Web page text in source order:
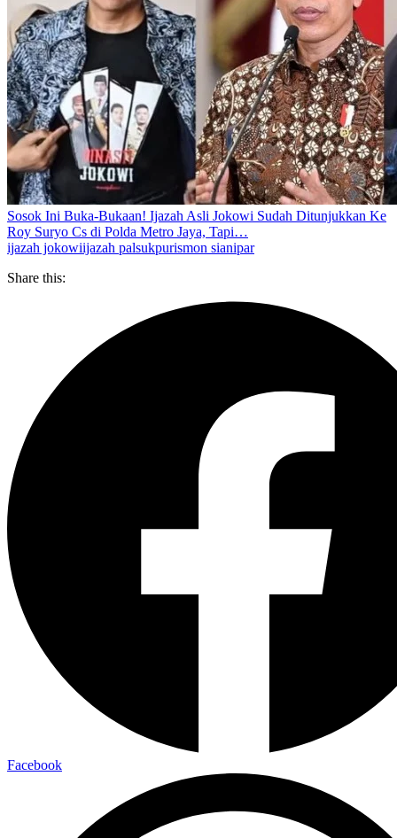
Sosok Ini Buka-Bukaan! Ijazah Asli Jokowi Sudah Ditunjukkan Ke
Roy Suryo Cs di Polda Metro Jaya, Tapi…
ijazah jokowiijazah palsukpurismon sianipar
Share this:
Facebook